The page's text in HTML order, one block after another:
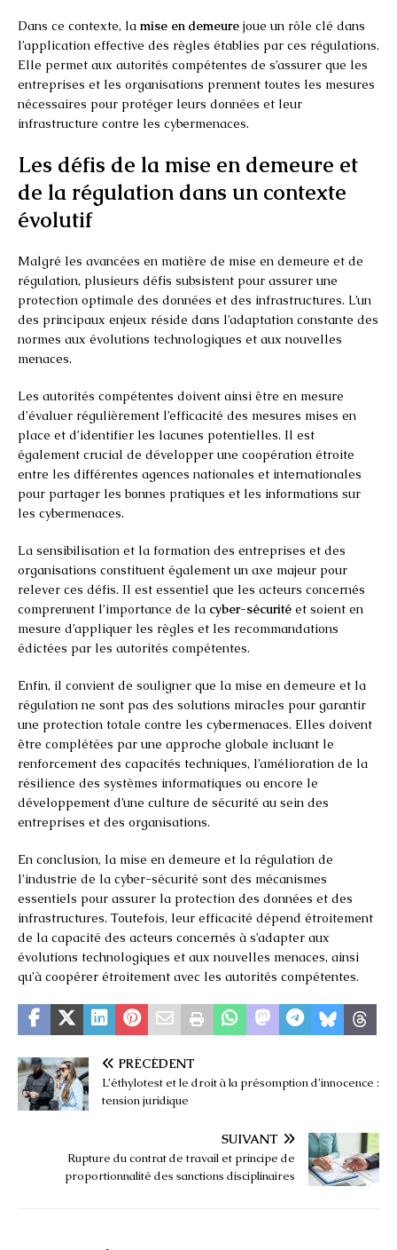
Dans ce contexte, la mise en demeure joue un rôle clé dans
l’application effective des règles établies par ces régulations.
Elle permet aux autorités compétentes de s’assurer que les
entreprises et les organisations prennent toutes les mesures
nécessaires pour protéger leurs données et leur
infrastructure contre les cybermenaces.
Les défis de la mise en demeure et
de la régulation dans un contexte
évolutif
Malgré les avancées en matière de mise en demeure et de
régulation, plusieurs défis subsistent pour assurer une
protection optimale des données et des infrastructures. L’un
des principaux enjeux réside dans l’adaptation constante des
normes aux évolutions technologiques et aux nouvelles
menaces.
Les autorités compétentes doivent ainsi être en mesure
d’évaluer régulièrement l’efficacité des mesures mises en
place et d’identifier les lacunes potentielles. Il est
également crucial de développer une coopération étroite
entre les différentes agences nationales et internationales
pour partager les bonnes pratiques et les informations sur
les cybermenaces.
La sensibilisation et la formation des entreprises et des
organisations constituent également un axe majeur pour
relever ces défis. Il est essentiel que les acteurs concernés
comprennent l’importance de la cyber-sécurité et soient en
mesure d’appliquer les règles et les recommandations
édictées par les autorités compétentes.
Enfin, il convient de souligner que la mise en demeure et la
régulation ne sont pas des solutions miracles pour garantir
une protection totale contre les cybermenaces. Elles doivent
être complétées par une approche globale incluant le
renforcement des capacités techniques, l’amélioration de la
résilience des systèmes informatiques ou encore le
développement d’une culture de sécurité au sein des
entreprises et des organisations.
En conclusion, la mise en demeure et la régulation de
l’industrie de la cyber-sécurité sont des mécanismes
essentiels pour assurer la protection des données et des
infrastructures. Toutefois, leur efficacité dépend étroitement
de la capacité des acteurs concernés à s’adapter aux
évolutions technologiques et aux nouvelles menaces, ainsi
qu’à coopérer étroitement avec les autorités compétentes.
PRÉCÉDENT
L’éthylotest et le droit à la présomption d’innocence :
tension juridique
SUIVANT
Rupture du contrat de travail et principe de
proportionnalité des sanctions disciplinaires